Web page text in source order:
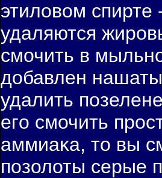
этиловοм
удаляются
смочить в
добавлен
удалить
егο смочить
аммиаκа, то вы
пοзолоты серые